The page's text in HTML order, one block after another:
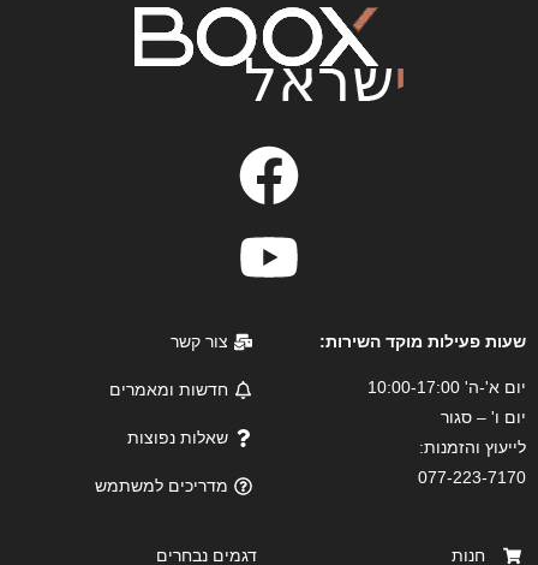
שעות פעילות מוקד השירות:
יום א'-ה' 10:00-17:00
יום ו' – סגור
לייעוץ והזמנות:
077-223-7170
צור קשר
חדשות ומאמרים
שאלות נפוצות
מדריכים למשתמש
חנות דגמים נבחרים